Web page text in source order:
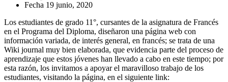
Fecha 19 junio, 2020
Los estudiantes de grado 11°, cursantes de la asignatura de Francés
en el Programa del Diploma, diseñaron una página web con
información variada, de interés general, en francés; se trata de una
Wiki journal muy bien elaborada, que evidencia parte del proceso de
aprendizaje que estos jóvenes han llevado a cabo en este tiempo; por
esta razón, los invitamos a apoyar el maravilloso trabajo de los
estudiantes, visitando la página, en el siguiente link: